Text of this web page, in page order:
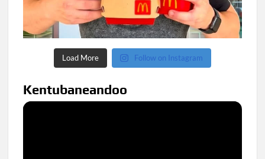
Load More Follow on Instagram
Kentubaneandoo